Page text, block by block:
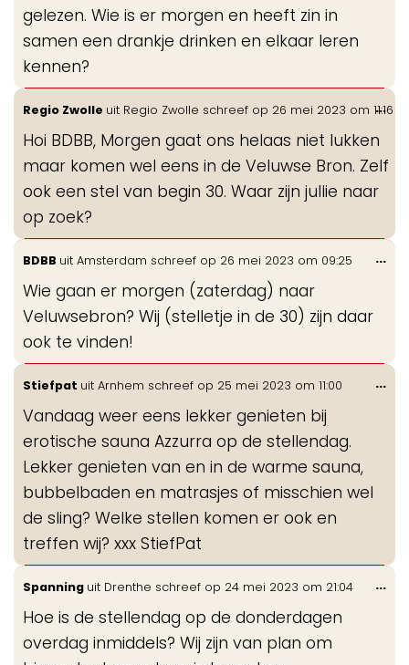
gelezen. Wie is er morgen en heeft zin in
samen een drankje drinken en elkaar leren
kennen?
Regio Zwolle uit Regio Zwolle schreef op 26 mei 2023 om 11:16
Hoi BDBB, Morgen gaat ons helaas niet lukken
maar komen wel eens in de Veluwse Bron. Zelf
ook een stel van begin 30. Waar zijn jullie naar
op zoek?
...
BDBB uit Amsterdam schreef op 26 mei 2023 om 09:25
Wie gaan er morgen (zaterdag) naar
Veluwsebron? Wij (stelletje in de 30) zijn daar
ook te vinden!
...
Stiefpat uit Arnhem schreef op 25 mei 2023 om 11:00
Vandaag weer eens lekker genieten bij
erotische sauna Azzurra op de stellendag.
Lekker genieten van en in de warme sauna,
bubbelbaden en matrasjes of misschien wel
de sling? Welke stellen komen er ook en
treffen wij? xxx StiefPat
...
Spanning uit Drenthe schreef op 24 mei 2023 om 21:04
Hoe is de stellendag op de donderdagen
overdag inmiddels? Wij zijn van plan om
...